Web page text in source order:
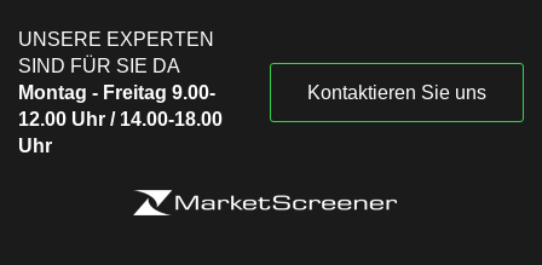
UNSERE EXPERTEN
SIND FÜR SIE DA
Montag - Freitag 9.00-
12.00 Uhr / 14.00-18.00
Uhr
Kontaktieren Sie uns